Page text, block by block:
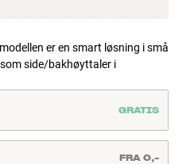
er en smart løsning i små
side/bakhøyttaler i
GRATIS
FRA 0,-